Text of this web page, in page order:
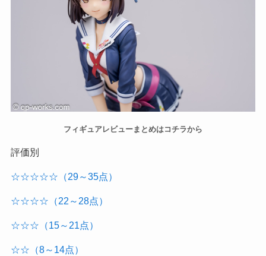
フィギュアレビューまとめはコチラから
評価別
☆☆☆☆☆（29～35点）
☆☆☆☆（22～28点）
☆☆☆（15～21点）
☆☆（8～14点）